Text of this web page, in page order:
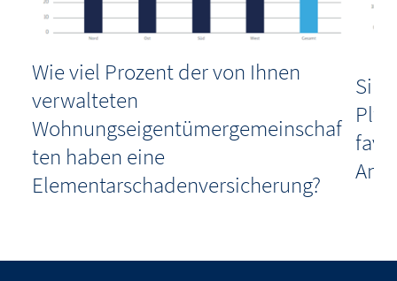
Wie viel Prozent der von Ihnen
verwalteten
Wohnungseigentümergemeinschaf
ten haben eine
Elementarschadenversicherung?